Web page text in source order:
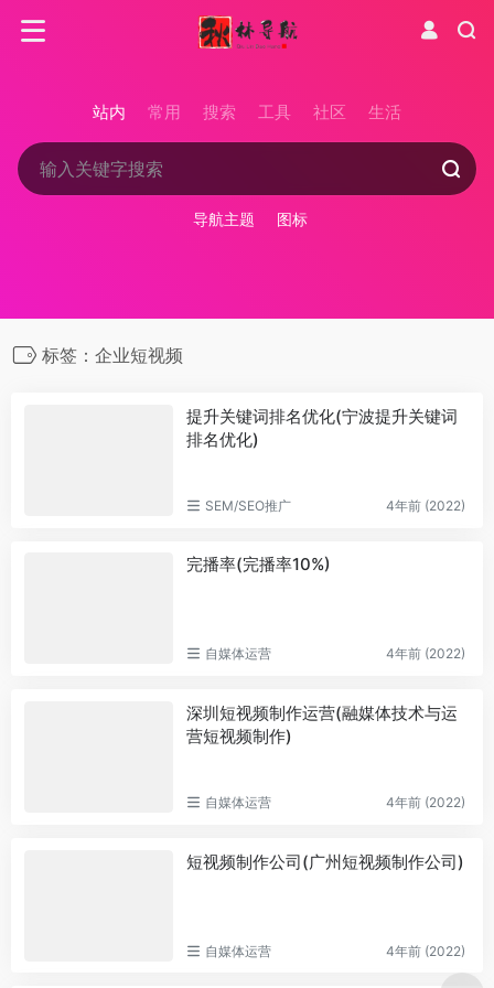
站内 常用 搜索 工具 社区 生活
导航主题 图标
标签：企业短视频
提升关键词排名优化(宁波提升关键词
排名优化)
SEM/SEO推广 4年前 (2022)
完播率(完播率10%)
自媒体运营 4年前 (2022)
深圳短视频制作运营(融媒体技术与运
营短视频制作)
自媒体运营 4年前 (2022)
短视频制作公司(广州短视频制作公司)
自媒体运营 4年前 (2022)